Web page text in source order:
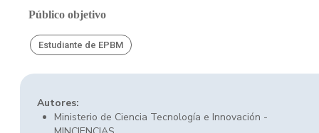
Público objetivo
Estudiante de EPBM
Autores:
Ministerio de Ciencia Tecnología e Innovación -